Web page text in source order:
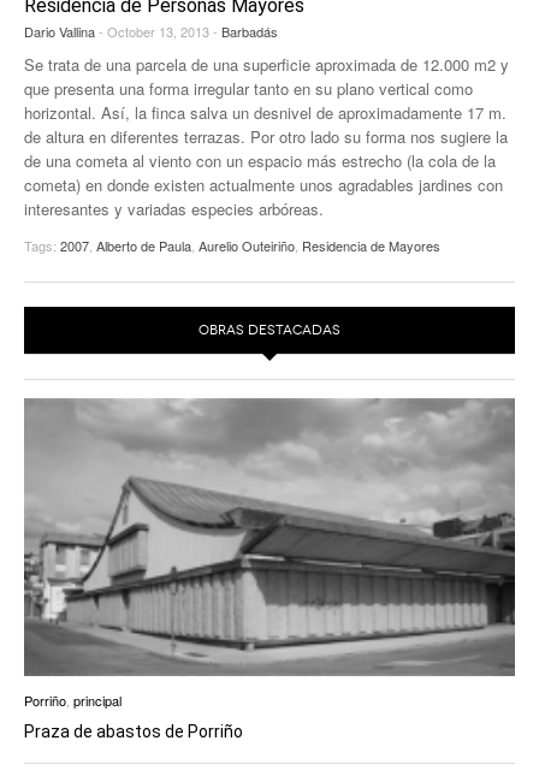
EUROPAN
Residencia de Personas Mayores
Dario Vallina- October 13, 2013 - Barbadás
Se trata de una parcela de una superficie aproximada de 12.000 m2 y
que presenta una forma irregular tanto en su plano vertical como
horizontal. Así, la finca salva un desnivel de aproximadamente 17 m.
de altura en diferentes terrazas. Por otro lado su forma nos sugiere la
de una cometa al viento con un espacio más estrecho (la cola de la
cometa) en donde existen actualmente unos agradables jardines con
interesantes y variadas especies arbóreas.
Tags: 2007 Alberto de Paula Aurelio Outeiriño Residencia de Mayores
OBRAS DESTACADAS
Porriño principal
Praza de abastos de Porriño